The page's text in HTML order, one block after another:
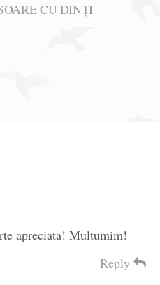
CU DINȚI
apreciata! Multumim!
Reply